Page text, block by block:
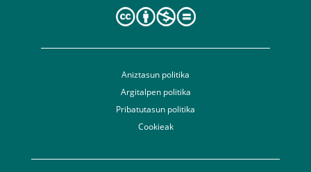
Aniztasun politika
Argitalpen politika
Pribatutasun politika
Cookieak